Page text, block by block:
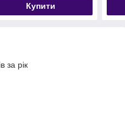
Купити
за рік